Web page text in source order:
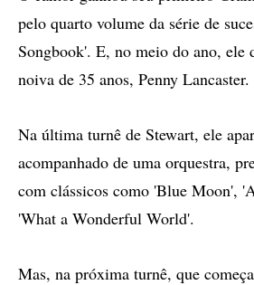
pelo quarto volume da série de
Songbook'. E, no meio do ano, ele
noiva de 35 anos, Penny Lancaster.
Na última turnê de Stewart, ele
acompanhado de uma orquestra,
com clássicos como 'Blue Moon',
'What a Wonderful World'.
Mas, na próxima turnê, que